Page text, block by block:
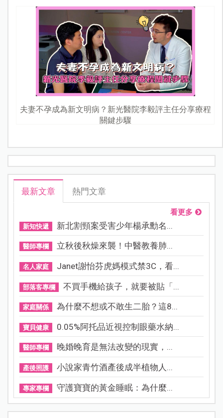
夫妻不孕成為新文明病？新光醫院李毅評主任分享療程
關鍵步驟
最新文章 熱門文章
看更多
新知快遞 新北割頸案受害少年楊承勳名...
醫師專欄 立秋後秋燥來襲！中醫教養肺...
名人家庭 Janet謝怡芬虎媽模式禁3C，看...
部落客專欄 不買手機給孩子，就要被貼「...
家庭關係 為什麼不想或不敢生二胎？這8...
寶貝健康 0.05%阿托品近視控制眼藥水納...
醫師專欄 晚婚晚育是無法改變的現實，...
產後照護 小說家青竹酒產後成半植物人...
專家專欄 守護寶寶的黃金睡眠：為什麼...